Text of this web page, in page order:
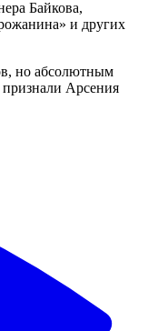
Байкова,
и других
но абсолютным
признали Арсения